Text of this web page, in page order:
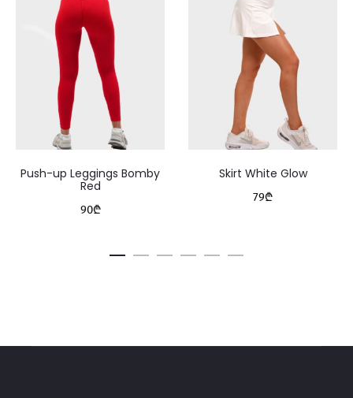
Push-up Leggings Bomby
Red
90₾
Skirt White Glow
79₾